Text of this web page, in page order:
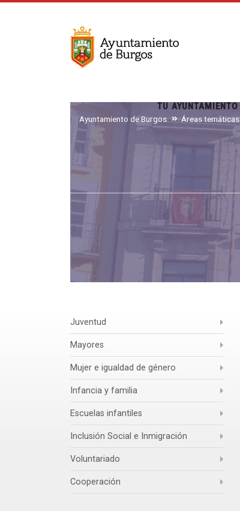
TU AYUNTAMIENTO
Ayuntamiento de Burgos Áreas temáticas
Juventud
Mayores
Mujer e igualdad de género
Infancia y familia
Escuelas infantiles
Inclusión Social e Inmigración
Voluntariado
Cooperación